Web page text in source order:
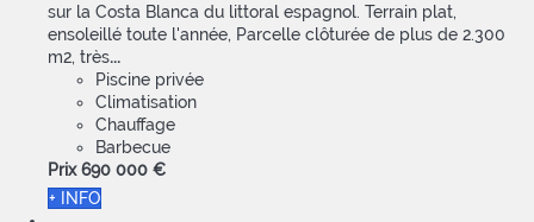
sur la Costa Blanca du littoral espagnol. Terrain plat,
ensoleillé toute l'année, Parcelle clôturée de plus de 2.300
m2, très...
Piscine privée
Climatisation
Chauffage
Barbecue
Prix 690 000 €
+ INFO